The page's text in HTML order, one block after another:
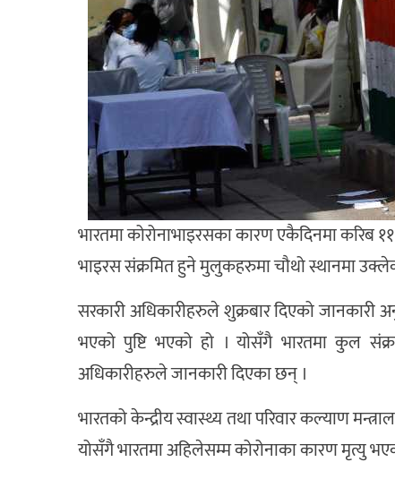
भारतमा कोरोनाभाइरसका कारण एकैदिनमा करिब
भाइरस संक्रमित हुने मुलुकहरुमा चौथो स्थानमा
सरकारी अधिकारीहरुले शुक्रबार दिएको जानकारी
भएको पुष्टि भएको हो । योसँगै भारतमा कुल
अधिकारीहरुले जानकारी दिएका छन् ।
भारतको केन्द्रीय स्वास्थ्य तथा परिवार कल्याण
योसँगै भारतमा अहिलेसम्म कोरोनाका कारण मृत्यु